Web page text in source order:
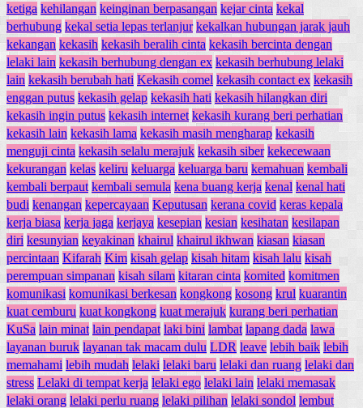
ketiga kehilangan keinginan berpasangan kejar cinta kekal
berhubung kekal setia lepas terlanjur kekalkan hubungan jarak jauh
kekangan kekasih kekasih beralih cinta kekasih bercinta dengan
lelaki lain kekasih berhubung dengan ex kekasih berhubung lelaki
lain kekasih berubah hati Kekasih comel kekasih contact ex kekasih
enggan putus kekasih gelap kekasih hati kekasih hilangkan diri
kekasih ingin putus kekasih internet kekasih kurang beri perhatian
kekasih lain kekasih lama kekasih masih mengharap kekasih
menguji cinta kekasih selalu merajuk kekasih siber kekecewaan
kekurangan kelas keliru keluarga keluarga baru kemahuan kembali
kembali berpaut kembali semula kena buang kerja kenal kenal hati
budi kenangan kepercayaan Keputusan kerana covid keras kepala
kerja biasa kerja jaga kerjaya kesepian kesian kesihatan kesilapan
diri kesunyian keyakinan khairul khairul ikhwan kiasan kiasan
percintaan Kifarah Kim kisah gelap kisah hitam kisah lalu kisah
perempuan simpanan kisah silam kitaran cinta komited komitmen
komunikasi komunikasi berkesan kongkong kosong krul kuarantin
kuat cemburu kuat kongkong kuat merajuk kurang beri perhatian
KuSa lain minat lain pendapat laki bini lambat lapang dada lawa
layanan buruk layanan tak macam dulu LDR leave lebih baik lebih
memahami lebih mudah lelaki lelaki baru lelaki dan ruang lelaki dan
stress Lelaki di tempat kerja lelaki ego lelaki lain lelaki memasak
lelaki orang lelaki perlu ruang lelaki pilihan lelaki sondol lembut